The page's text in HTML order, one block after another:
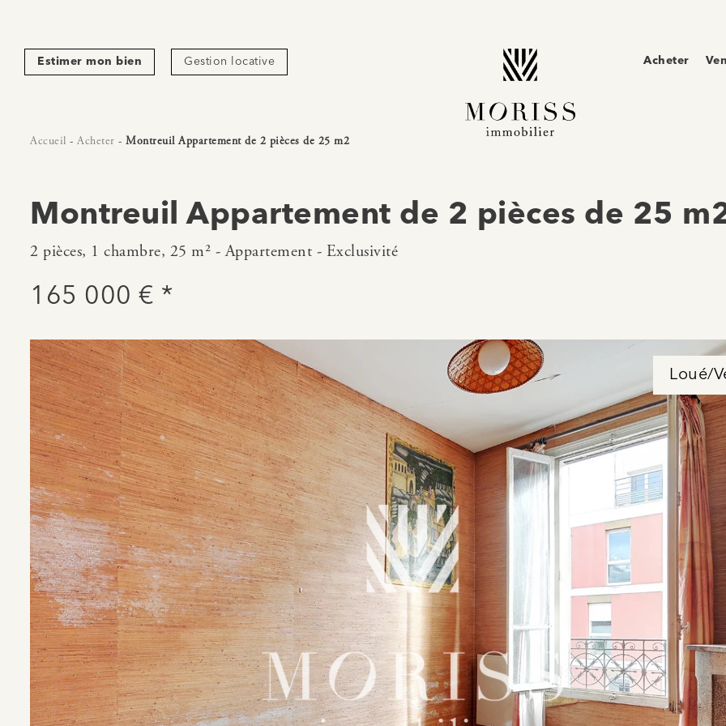
Estimer mon bien Gestion locative Acheter
Accueil - Acheter - Montreuil Appartement de 2 pièces de 25 m2
Montreuil Appartement de 2 pièces de 25
2 pièces, 1 chambre, 25 m² - Appartement - Exclusivité
165 000 € *
Loué/